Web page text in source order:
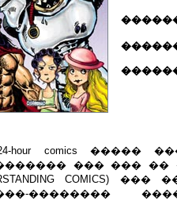
hour comics
��� ���
COMICS)
��������